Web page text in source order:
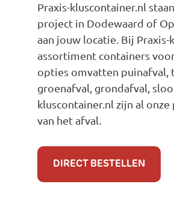
Praxis-kluscontainer.nl
project in Dodewaard of
aan jouw locatie. Bij
assortiment containers
opties omvatten puinafval,
groenafval, grondafval,
kluscontainer.nl zijn al
van het afval.
DIRECT BESTELLEN